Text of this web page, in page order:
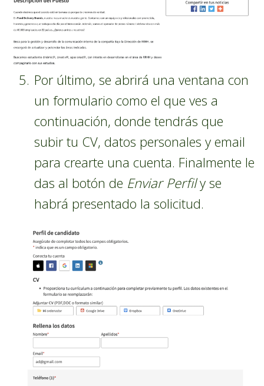
Por último, se abrirá una ventana con
un formulario como el que ves a
continuación, donde tendrás que
subir tu CV, datos personales y email
para crearte una cuenta. Finalmente le
das al botón de Enviar Perfily se
habrá presentado la solicitud.